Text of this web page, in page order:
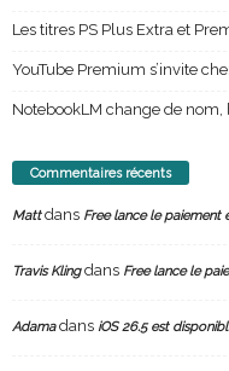
Les titres PS Plus Extra et
YouTube Premium s’invite
NotebookLM change de
Commentaires récents
Mattdans Free lance le paiement
Travis Klingdans Free lance le
Adamadans iOS 26.5 est